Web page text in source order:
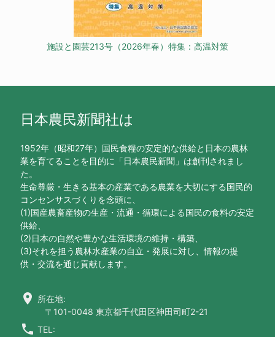
施設と園芸213号（2026年春）特集：高温対策
日本農民新聞社は
1952年（昭和27年）国民食糧の安定的な供給と日本の農林
業を育てることを目的に「日本農民新聞」は創刊されまし
た。
生命尊厳・生きる基本の産業である農業を大切にする国民的
コンセンサスづくりを念頭に、
(1)国産農畜産物の生産・流通・循環による国民の食料の安定
供給、
(2)日本の自然や豊かな生活環境の維持・構築、
(3)それを担う農林水産業の自立・発展に対し、情報の提
供・交流を通じ貢献します。
location_on 所在地:
〒101-0048 東京都千代田区神田司町2-21
call TEL: